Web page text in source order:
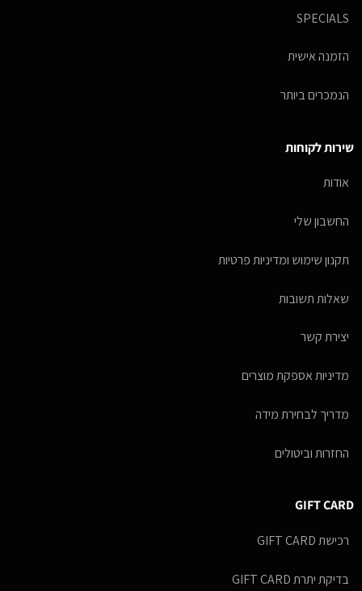
SPECIALS
הזמנה אישית
הנמכרים ביותר
שירות לקוחות
אודות
החשבון שלי
תקנון שימוש ומדיניות פרטיות
שאלות תשובות
יצירת קשר
מדיניות אספקת מוצרים
מדריך לבחירת מידה
החזרות וביטולים
GIFT CARD
רכישת GIFT CARD
בדיקת יתרת GIFT CARD